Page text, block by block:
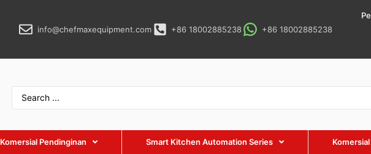
info@chefmaxequipment.com +86 18002885238 +86 18002885238
Komersial Pendinginan Smart Kitchen Automation Series